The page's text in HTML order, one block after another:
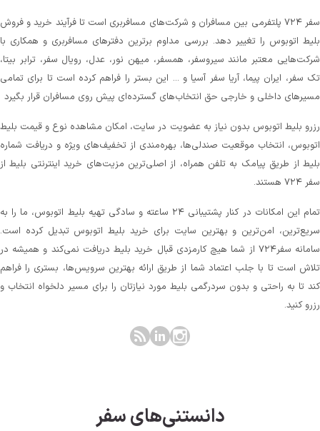
سفر ۷۲۴ پلتفرمی بین مسافران و شرکت‌های مسافربری است تا فرآیند خرید و فروش
اتوبوس را تغییر دهد. بررسی مداوم برترین دفترهای مسافربری و همکاری با
معتبر مانند سیروسفر، همسفر، میهن‌ نور، عدل، رویال سفر، ترابر بیتا،
سفر، ایران پیما، آریا سفر آسیا و ... این بستر را فراهم کرده است تا برای تمامی
داخلی و خارجی حق انتخاب‌های گسترده‌ای پیش روی مسافران قرار بگیرد
بلیط اتوبوس بدون نیاز به عضویت در سایت، امکان مشاهده نوع و قیمت بلیط
انتخاب موقعیت صندلی‌ها، بهره‌مندی از تخفیف‌های ویژه و دریافت شماره‌
از طریق پیامک به تلفن همراه، از اصلی‌ترین مزیت‌های خرید اینترنتی بلیط از
هستند.
تمام این امکانات در کنار پشتیبانی‌ ۲۴ ساعته و سادگی تهیه بلیط اتوبوس، ما را به
امن‌ترین و بهترین سایت برای خرید بلیط اتوبوس تبدیل کرده است.
سامانه سفر۷۲۴ از شما هیچ کارمزدی قبال خرید بلیط دریافت نمی‌کند و همیشه در
است تا با جلب اعتماد شما از طریق ارائه بهترین سرویس‌ها، بستری را فراهم
تا به راحتی و بدون سردرگمی بلیط مورد نیازتان را برای مسیر دلخواه انتخاب و
کنید.
دانستنی‌های سفر